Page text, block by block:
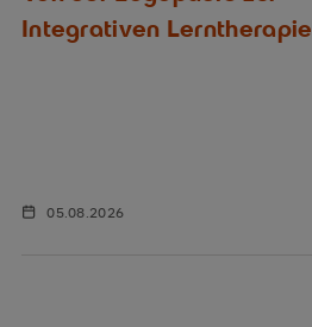
Integrativen Lerntherapie
05.08.2026